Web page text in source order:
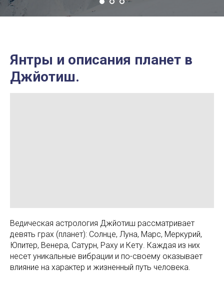
Янтры и описания планет в
Джйотиш.
Ведическая астрология Джйотиш рассматривает
девять грах (планет): Солнце, Луна, Марс, Меркурий,
Юпитер, Венера, Сатурн, Раху и Кету. Каждая из них
несет уникальные вибрации и по-своему оказывает
влияние на характер и жизненный путь человека.